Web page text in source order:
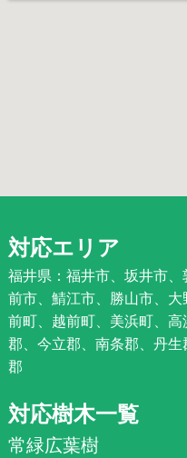
対応エリア
福井県：福井市、坂井市
前市、鯖江市、勝山市、
前町、越前町、美浜町、
郡、今立郡、南条郡、丹
郡
対応樹木一覧
常緑広葉樹